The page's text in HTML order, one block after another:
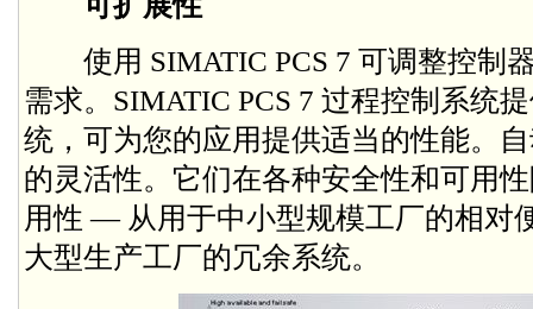
使用 SIMATIC PCS 7 可调整控制
需求。SIMATIC PCS 7 过程控制系统
统，可为您的应用提供适当的性能。
的灵活性。它们在各种安全性和可用
用性 — 从用于中小型规模工厂的相对
大型生产工厂的冗余系统。